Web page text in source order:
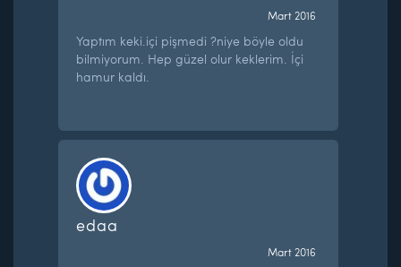
Mart 2016
Yaptım keki.içi pişmedi ?niye böyle oldu
bilmiyorum. Hep güzel olur keklerim. İçi
hamur kaldı.
edaa
Mart 2016